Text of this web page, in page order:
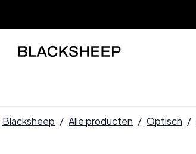
Blacksheep / Alle producten / Optisch /